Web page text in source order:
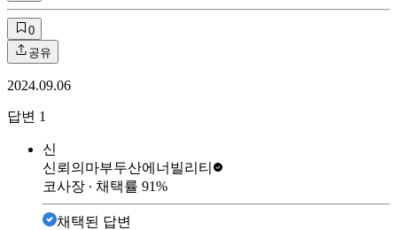
0
공유
2024.09.06
답변 1
신
신뢰의마부두산에너빌리티
코사장 ∙ 채택률 91%
채택된 답변